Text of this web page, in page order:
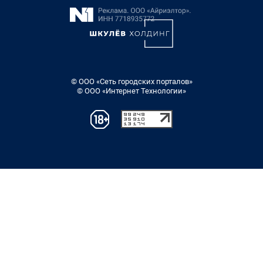
© ООО «Сеть городских порталов»
© ООО «Интернет Технологии»